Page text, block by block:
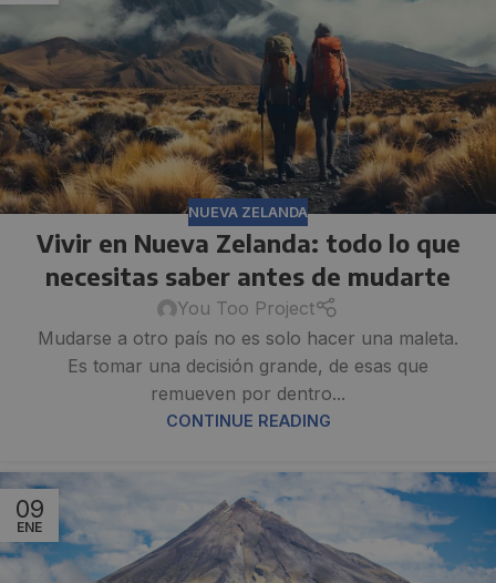
NUEVA ZELANDA
Vivir en Nueva Zelanda: todo lo que
necesitas saber antes de mudarte
You Too Project
Mudarse a otro país no es solo hacer una maleta.
Es tomar una decisión grande, de esas que
remueven por dentro...
CONTINUE READING
09
ENE